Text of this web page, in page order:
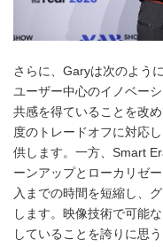
さらに、Garyは次のよう
ユーザー中心のイノベー
共感を得ていることを改
度のトレードオフに対応
供します。一方、Smart
ーンアップとローカリゼ
入までの時間を短縮し、
します。映像技術で可能
していることを誇りに思